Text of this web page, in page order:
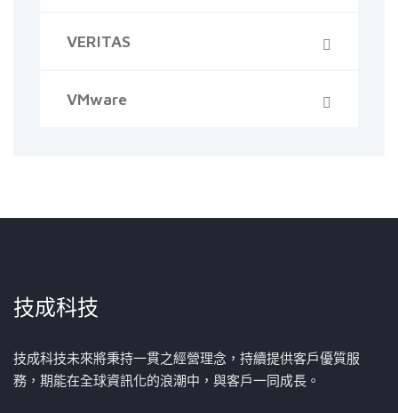
VERITAS
VMware
技成科技
技成科技未來將秉持一貫之經營理念，持續提供客戶優質服
務，期能在全球資訊化的浪潮中，與客戶一同成長。